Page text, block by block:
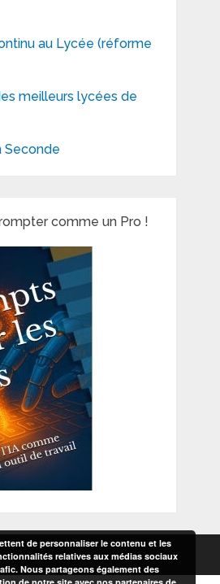
au Lycée (réforme
meilleurs lycées de
Seconde
comme un Pro !
de personnaliser le contenu et les
relatives aux médias sociaux
Nous partageons également des